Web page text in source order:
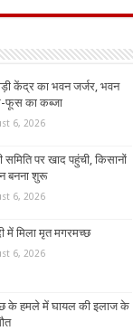
केंद्र का भवन जर्जर, भवन
फूस का कब्जा
6, 2026
समिति पर खाद पहुंची, किसानों
बनना शुरू
6, 2026
में मिला मृत मगरमच्छ
6, 2026
के हमले में घायल की इलाज के